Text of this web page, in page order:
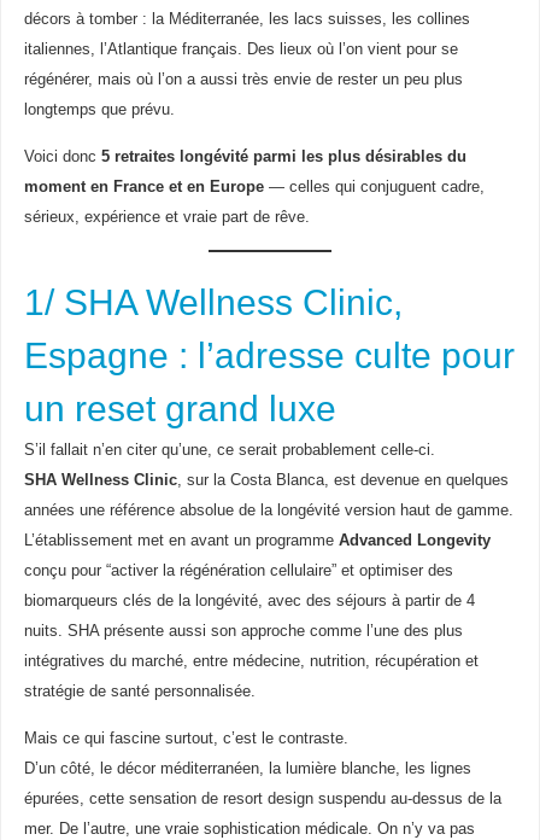
décors à tomber : la Méditerranée, les lacs suisses, les collines
italiennes, l’Atlantique français. Des lieux où l’on vient pour se
régénérer, mais où l’on a aussi très envie de rester un peu plus
longtemps que prévu.
Voici donc 5 retraites longévité parmi les plus désirables du
moment en France et en Europe— celles qui conjuguent cadre,
sérieux, expérience et vraie part de rêve.
1/ SHA Wellness Clinic,
Espagne : l’adresse culte pour
un reset grand luxe
S’il fallait n’en citer qu’une, ce serait probablement celle-ci.
SHA Wellness Clinic, sur la Costa Blanca, est devenue en quelques
années une référence absolue de la longévité version haut de gamme.
L’établissement met en avant un programme Advanced Longevity
conçu pour “activer la régénération cellulaire” et optimiser des
biomarqueurs clés de la longévité, avec des séjours à partir de 4
nuits. SHA présente aussi son approche comme l’une des plus
intégratives du marché, entre médecine, nutrition, récupération et
stratégie de santé personnalisée.
Mais ce qui fascine surtout, c’est le contraste.
D’un côté, le décor méditerranéen, la lumière blanche, les lignes
épurées, cette sensation de resort design suspendu au-dessus de la
mer. De l’autre, une vraie sophistication médicale. On n’y va pas